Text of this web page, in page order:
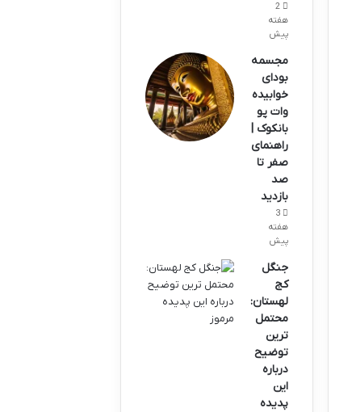
2
هفته
پیش
مجسمه
بودای
خوابیده
وات پو
بانکوک |
راهنمای
صفر تا
صد
بازدید
3
هفته
پیش
جنگل
کج
لهستان:
محتمل
ترین
توضیح
درباره
این
پدیده